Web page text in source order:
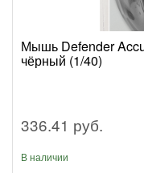
Мышь Defender
чёрный (1/40)
336.41 руб.
В наличии